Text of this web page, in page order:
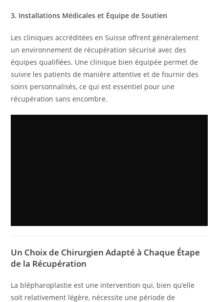
3. Installations Médicales et Équipe de Soutien
Les cliniques accréditées en Suisse offrent généralement
un environnement de récupération sécurisé avec des
équipes qualifiées. Une clinique bien équipée permet de
suivre les patients de manière attentive et de fournir des
soins personnalisés, ce qui est essentiel pour une
récupération sans encombre.
Un Choix de Chirurgien Adapté à Chaque Étape
de la Récupération
La blépharoplastie est une intervention qui, bien qu’elle
soit relativement légère, nécessite une période de